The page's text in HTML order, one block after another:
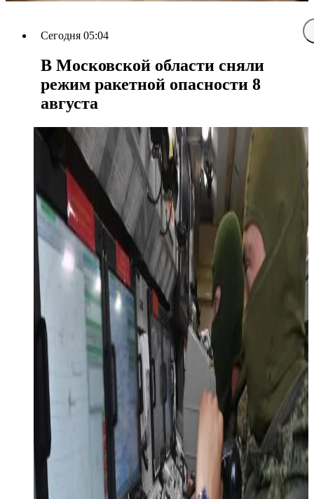
Сегодня 05:04
В Московской области сняли
режим ракетной опасности 8
августа